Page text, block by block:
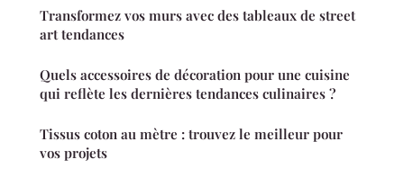
Transformez vos murs avec des tableaux de street
art tendances
Quels accessoires de décoration pour une cuisine
qui reflète les dernières tendances culinaires ?
Tissus coton au mètre : trouvez le meilleur pour
vos projets